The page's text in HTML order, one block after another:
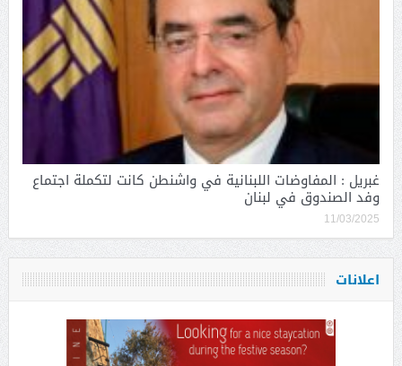
غبريل : المفاوضات اللبنانية في واشنطن كانت لتكملة اجتماع
وفد الصندوق في لبنان
11/03/2025
اعلانات